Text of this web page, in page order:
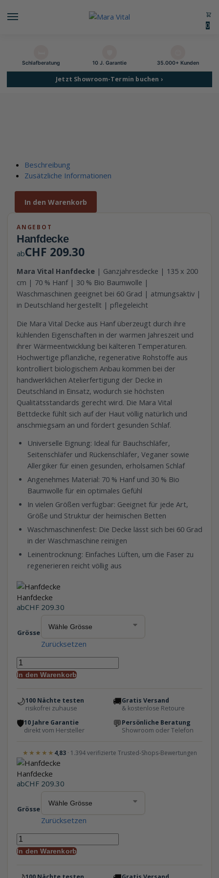
0
Schlaf­beratung 10 J. Garantie 35.000+ Kunden
Jetzt Showroom-Termin buchen ›
Beschreibung
Zusätzliche Informationen
In den Warenkorb
ANGEBOT
Hanfdecke
abCHF 209.30
Mara Vital Hanfdecke | Ganzjahresdecke | 135 x 200
cm | 70 % Hanf | 30 % Bio Baumwolle |
Waschmaschinen geeignet bei 60 Grad | atmungsaktiv |
in Deutschland hergestellt | pflegeleicht
Die Mara Vital Decke aus Hanf überzeugt durch ihre
kühlenden Eigenschaften in der warmen Jahreszeit und
ihrer Wärmeentwicklung bei kälteren Temperaturen.
Hochwertige pflanzliche, regenerative Rohstoffe aus
kontrolliert biologischem Anbau kommen bei der
handwerklichen Atelierfertigung der Decke in
Deutschland in Einsatz, wodurch sie höchsten
Qualitätsstandards gerecht wird. Die Mara Vital
Bettdecke fühlt sich auf der Haut völlig natürlich und
anschmiegsam an und fördert gesunden Schlaf.
Universelle Eignung: Ideal für Bauchschläfer,
Seitenschläfer und Rückenschläfer, Veganer sowie
Allergiker für einen gesunden, erholsamen Schlaf
Angenehmes Material: 70 % Hanf und 30 % Bio
Baumwolle für ein optimales Gefühl
In vielen Größen verfügbar: Geeignet für jede Art,
Größe und Struktur der heimischen Betten
Waschmaschinenfest: Die Decke lässt sich bei 60 Grad
in der Waschmaschine reinigen
Leinentrocknung: Einfaches Lüften, um die Faser zu
regenerieren reicht völlig aus
Hanfdecke
abCHF 209.30
Grösse
Zurücksetzen
In den Warenkorb
🌙100 Nächte testen
risikofrei zuhause
🚚Gratis Versand
& kostenlose Retoure
🛡10 Jahre Garantie
direkt vom Hersteller
💬Persönliche Beratung
Showroom oder Telefon
★★★★★ 4,83· 1.394 verifizierte Trusted-Shops-Bewertungen
Hanfdecke
abCHF 209.30
Grösse
Zurücksetzen
In den Warenkorb